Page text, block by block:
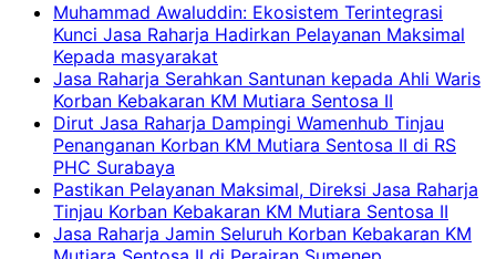
Muhammad Awaluddin: Ekosistem Terintegrasi
Kunci Jasa Raharja Hadirkan Pelayanan Maksimal
Kepada masyarakat
Jasa Raharja Serahkan Santunan kepada Ahli Waris
Korban Kebakaran KM Mutiara Sentosa II
Dirut Jasa Raharja Dampingi Wamenhub Tinjau
Penanganan Korban KM Mutiara Sentosa II di RS
PHC Surabaya
Pastikan Pelayanan Maksimal, Direksi Jasa Raharja
Tinjau Korban Kebakaran KM Mutiara Sentosa II
Jasa Raharja Jamin Seluruh Korban Kebakaran KM